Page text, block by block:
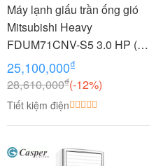
Máy lạnh giấu trần ống gió
Mitsubishi Heavy
FDUM71CNV-S5 3.0 HP (3
Ngựa)
25,100,000₫
28,610,000₫(-12%)
Tiết kiệm điện